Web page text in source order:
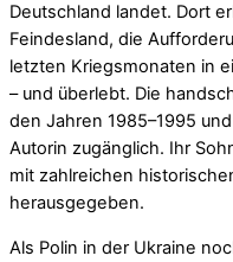
Deutschland landet. Dort
Feindesland, die
letzten Kriegsmonaten in
– und überlebt. Die
den Jahren 1985–1995
Autorin zugänglich. Ihr
mit zahlreichen
herausgegeben.
Als Polin in der Ukraine